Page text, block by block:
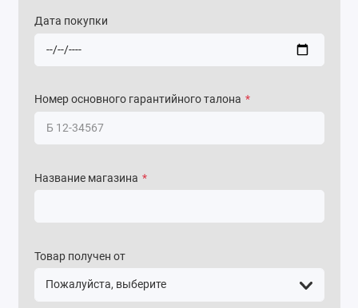
Дата покупки
Номер основного гарантийного талона *
Название магазина *
Товар получен от